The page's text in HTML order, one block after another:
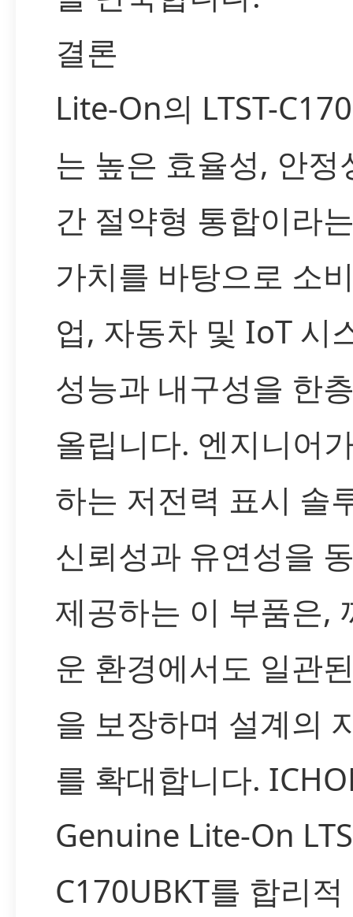
결론
Lite-On의 LTST-
는 높은 효율성, 안정
간 절약형 통합이라
가치를 바탕으로 소
업, 자동차 및 IoT 시
성능과 내구성을 한
올립니다. 엔지니어
하는 저전력 표시 솔
신뢰성과 유연성을
제공하는 이 부품은,
운 환경에서도 일관
을 보장하며 설계의
를 확대합니다.
Genuine Lite-On
C170UBKT를 합리